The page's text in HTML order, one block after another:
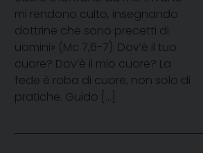
mi rendono culto, insegnando
dottrine che sono precetti di
uomini» (Mc 7,6-7). Dov’è il tuo
cuore? Dov’è il mio cuore? La
fede è roba di cuore, non solo di
pratiche. Guido […]